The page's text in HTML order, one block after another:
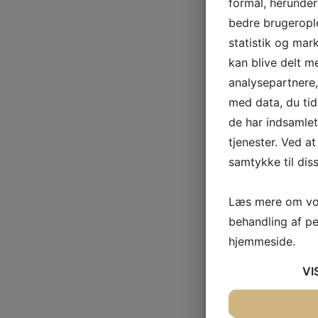
formål,
bedre
statistik og
kan blive delt
med data, du
de har
tjenester. Ved
samtykke til
Læs mere om
behandling af
hjemmeside.